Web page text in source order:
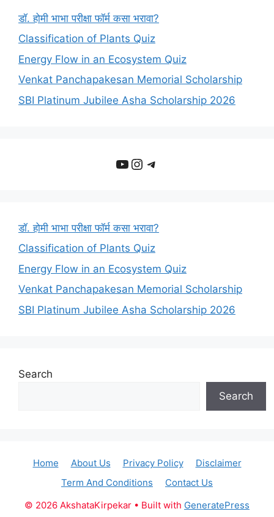
डॉ. होमी भाभा परीक्षा फॉर्म कसा भरावा?
Classification of Plants Quiz
Energy Flow in an Ecosystem Quiz
Venkat Panchapakesan Memorial Scholarship
SBI Platinum Jubilee Asha Scholarship 2026
YouTube
Instagram
Telegram
डॉ. होमी भाभा परीक्षा फॉर्म कसा भरावा?
Classification of Plants Quiz
Energy Flow in an Ecosystem Quiz
Venkat Panchapakesan Memorial Scholarship
SBI Platinum Jubilee Asha Scholarship 2026
Search
Search
Home About Us Privacy Policy
Disclaimer
Term And Conditions
Contact Us
© 2026 AkshataKirpekar • Built with GeneratePress